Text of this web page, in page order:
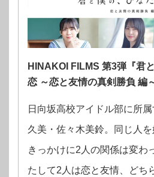
HINAKOI FILMS 第3弾『君
恋 ～恋と友情の真剣勝負 編
日向坂高校アイドル部に所
久美・佐々木美鈴。同じ人
きっかけに2人の関係は変わ
たして2人は恋と友情、どち